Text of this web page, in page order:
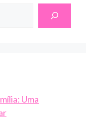
Uma